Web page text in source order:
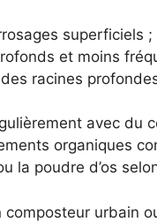
superficiels
et moins
racines
avec du
organiques
la poudre d’os
composteur urbain